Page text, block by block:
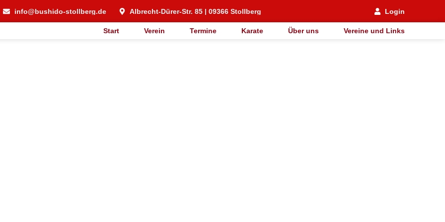
info@bushido-stollberg.de Albrecht-Dürer-Str. 85 | 09366 Stollberg Login
Start Verein Termine Karate Über uns Vereine und Links